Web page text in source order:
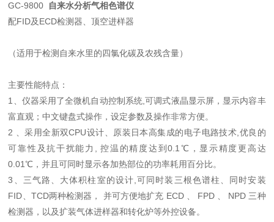
GC-9800 自来水分析气相色谱仪
配FID及ECD检测器、顶空进样器
（适用于检测自来水里的四氯化碳及农残含量）
主要性能特点：
1、仪器采用了全微机自动控制系统,可调式液晶显示屏，显示内容丰
富直观；中文键盘式操作，设定参数及操作非常方便。
2 、采用全新双CPU设计、原装日本高集成的电子电路技术,优良的
可靠性及抗干扰能力, 控温的精度达到0.1℃，显示精度更高达
0.01℃，并且可同时显示各加热部位的功率耗用百分比。
3、三气路、大体积柱室的设计,可同时装三根色谱柱、同时安装
FID、TCD两种检测器， 并可方便地扩充 ECD 、 FPD 、 NPD 三种
检测器，以及扩装气体进样器和转化炉等外控设备。